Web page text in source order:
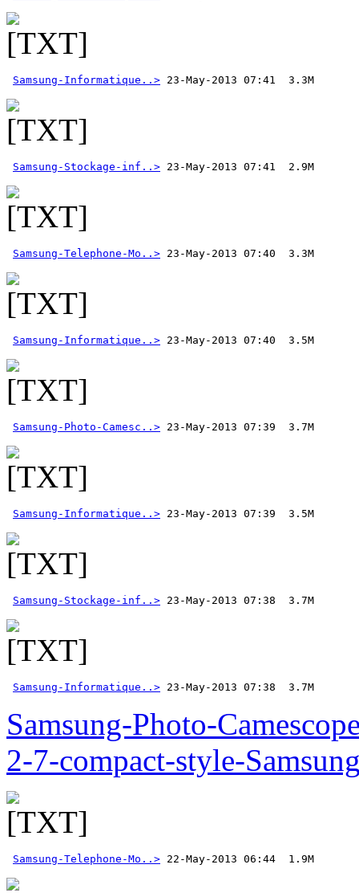
Samsung-Informatique..>
Samsung-Stockage-inf..>
Samsung-Telephone-Mo..>
Samsung-Informatique..>
Samsung-Photo-Camesc..>
Samsung-Informatique..>
Samsung-Stockage-inf..>
Samsung-Informatique..> 23-May-2013 07:38  3.7M
Samsung-Photo-
2-7-compact-style-
Samsung-Telephone-Mo..>